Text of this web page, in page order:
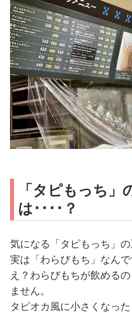
「タピもっち」
は････？
気になる「タピもっち」の
実は「わらびもち」なんで
え？わらびもちが飲める
ません。
タピオカ風に小さくなっ